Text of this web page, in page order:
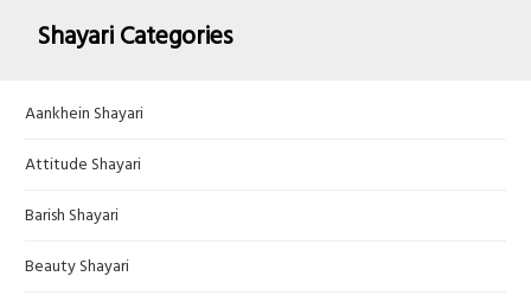
Shayari Categories
Aankhein Shayari
Attitude Shayari
Barish Shayari
Beauty Shayari